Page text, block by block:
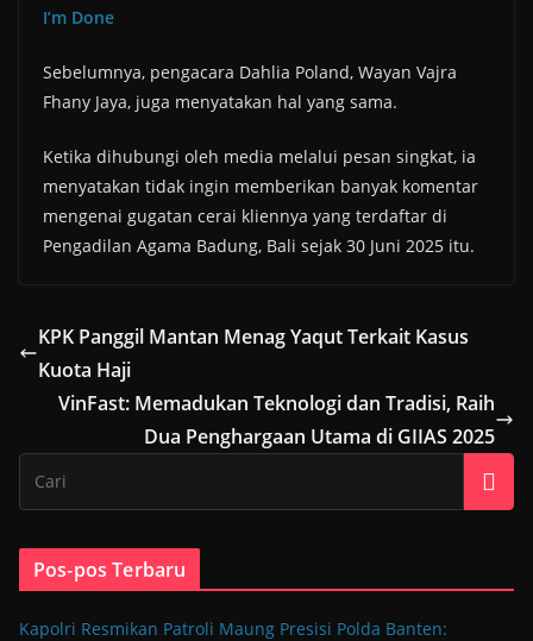
I’m Done
Sebelumnya, pengacara Dahlia Poland, Wayan Vajra
Fhany Jaya, juga menyatakan hal yang sama.
Ketika dihubungi oleh media melalui pesan singkat, ia
menyatakan tidak ingin memberikan banyak komentar
mengenai gugatan cerai kliennya yang terdaftar di
Pengadilan Agama Badung, Bali sejak 30 Juni 2025 itu.
KPK Panggil Mantan Menag Yaqut Terkait Kasus
Kuota Haji
VinFast: Memadukan Teknologi dan Tradisi, Raih
Dua Penghargaan Utama di GIIAS 2025
Pos-pos Terbaru
Kapolri Resmikan Patroli Maung Presisi Polda Banten: